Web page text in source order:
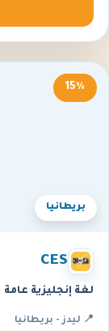
بريطانيا
15%
CES
لغة إنجليزية عامة
📍 ليدز - بريطانيا